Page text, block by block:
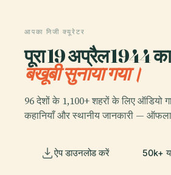
आपका निजी क्यूरेटर
पूरा 19 अप्रैल 1944
बखूबी सुनाया गया।
96 देशों के 1,100+ शहरों के लिए ऑडियो
कहानियाँ और स्थानीय जानकारी —
ऐप डाउनलोड करें 50k+